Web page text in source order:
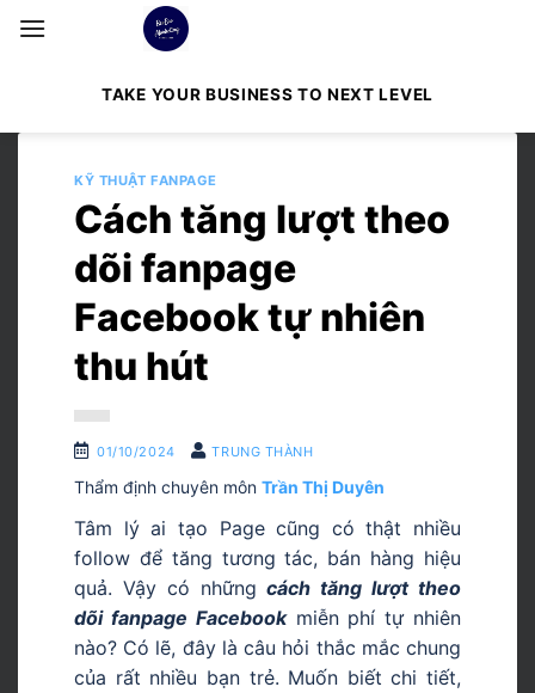
Bỏ
qua
TAKE YOUR BUSINESS TO NEXT LEVEL
KỸ THUẬT FANPAGE
Cách tăng lượt theo
dõi fanpage
Facebook tự nhiên
thu hút
01/10/2024 TRUNG THÀNH
Thẩm định chuyên môn Trần Thị Duyên
Tâm lý ai tạo Page cũng có thật nhiều
follow để tăng tương tác, bán hàng hiệu
quả. Vậy có nhữngcách tăng lượt theo
dõi fanpage Facebookmiễn phí tự nhiên
nào? Có lẽ, đây là câu hỏi thắc mắc chung
của rất nhiều bạn trẻ. Muốn biết chi tiết,